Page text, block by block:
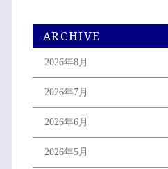
ARCHIVE
2026年8月
2026年7月
2026年6月
2026年5月